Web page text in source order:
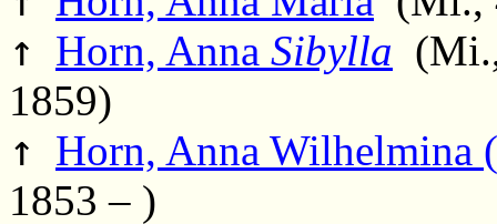
↑ Horn, Anna Sibylla
1859)
↑ Horn, Anna Wilhelmina (
1853 – )